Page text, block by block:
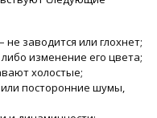
заводится или глохнет;
изменение его цвета;
холостые;
посторонние шумы,